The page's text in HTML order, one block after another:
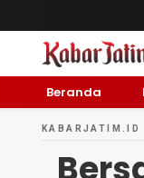
KABARJATIM.id
Kabar Jawa
Beranda
KABARJATIM.ID